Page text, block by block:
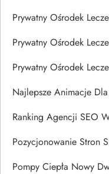
Prywatny Ośrodek
Prywatny Ośrodek
Prywatny Ośrodek
Najlepsze Animacje
Ranking Agencji SEO
Pozycjonowanie Stron
Pompy Ciepła Nowy